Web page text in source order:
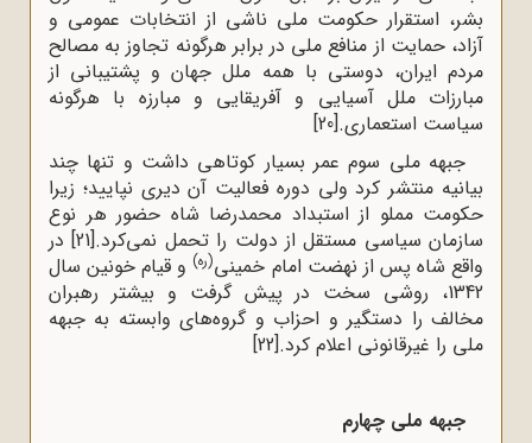
بشر، استقرار حکومت ملی ناشی از انتخابات عمومی و
آزاد، حمایت از منافع ملی در برابر هرگونه تجاوز به مصالح
مردم ایران، دوستی با همه ملل جهان و پشتیبانی از
مبارزات ملل آسیایی و آفریقایی و مبارزه با هرگونه
سیاست استعماری.[20]
جبهه ملی سوم عمر بسیار کوتاهی داشت و تنها چند
بیانیه منتشر کرد ولی دوره فعالیت آن دیری نپایید؛ زیرا
حکومت مملو از استبداد محمدرضا شاه حضور هر نوع
سازمان سیاسی مستقل از دولت را تحمل نمی‌کرد.[21]
در
واقع شاه پس از نهضت امام خمینی(ره) و قیام خونین سال
1342، روشی سخت در پیش گرفت و بیشتر رهبران
مخالف را دستگیر و احزاب و گروه‌های وابسته به جبهه
ملی را غیرقانونی اعلام کرد.[22]
جبهه ملی چهارم